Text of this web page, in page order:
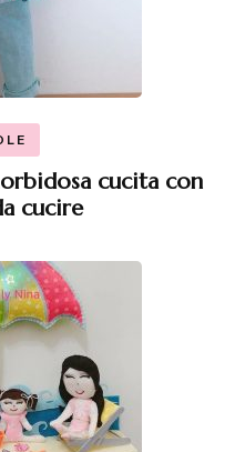
cucita con
cucire